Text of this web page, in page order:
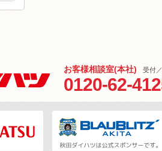
お客様相談室(本社) 受付
0120-62-